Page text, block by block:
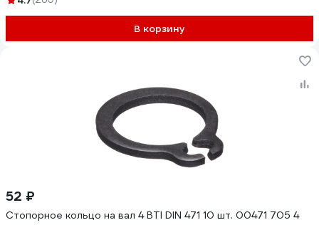
В корзину
52 ₽
Стопорное кольцо на вал 4 BTI DIN 471 10 шт. 00471 705 4